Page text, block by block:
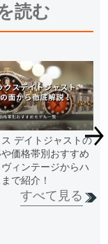
読む
デイトジャストの
価格帯別おすすめ
ィンテージからハ
で紹介！
すべて見る